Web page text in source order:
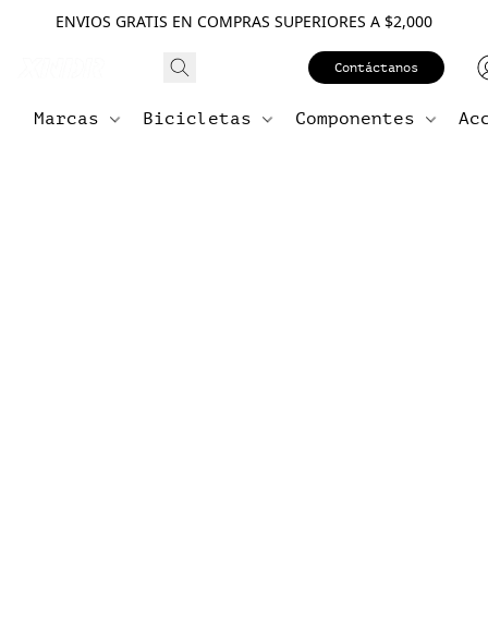
ENVIOS GRATIS EN COMPRAS SUPERIORES A $2,000
Contáctanos
Marcas Bicicletas Componentes